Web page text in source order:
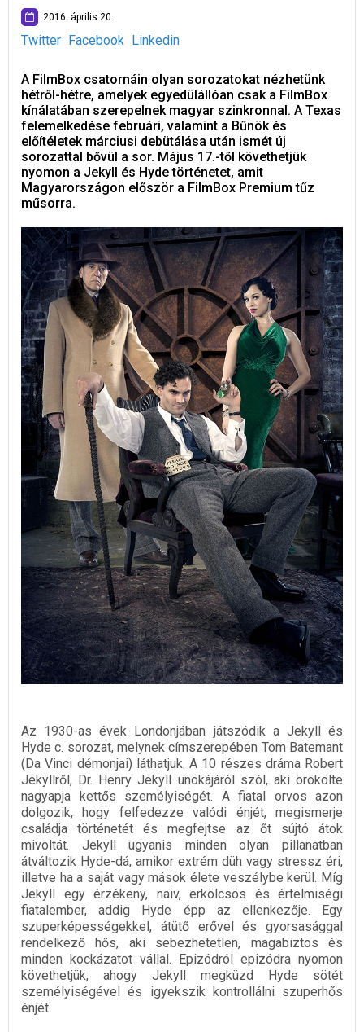
2016. április 20.
Twitter Facebook Linkedin
A FilmBox csatornáin olyan sorozatokat nézhetünk
hétről-hétre, amelyek egyedülállóan csak a FilmBox
kínálatában szerepelnek magyar szinkronnal. A Texas
felemelkedése februári, valamint a Bűnök és
előítéletek márciusi debütálása után ismét új
sorozattal bővül a sor. Május 17.-től követhetjük
nyomon a Jekyll és Hyde történetet, amit
Magyarországon először a FilmBox Premium tűz
műsorra.
Az 1930-as évek Londonjában játszódik a Jekyll és
Hyde c. sorozat, melynek címszerepében Tom Batemant
(Da Vinci démonjai) láthatjuk. A 10 részes dráma Robert
Jekyllről, Dr. Henry Jekyll unokájáról szól, aki örökölte
nagyapja kettős személyiségét. A fiatal orvos azon
dolgozik, hogy felfedezze valódi énjét, megismerje
családja történetét és megfejtse az őt sújtó átok
mivoltát. Jekyll ugyanis minden olyan pillanatban
átváltozik Hyde-dá, amikor extrém düh vagy stressz éri,
illetve ha a saját vagy mások élete veszélybe kerül. Míg
Jekyll egy érzékeny, naiv, erkölcsös és értelmiségi
fiatalember, addig Hyde épp az ellenkezője. Egy
szuperképességekkel, átütő erővel és gyorsasággal
rendelkező hős, aki sebezhetetlen, magabiztos és
minden kockázatot vállal. Epizódról epizódra nyomon
követhetjük, ahogy Jekyll megküzd Hyde sötét
személyiségével és igyekszik kontrollálni szuperhős
énjét.